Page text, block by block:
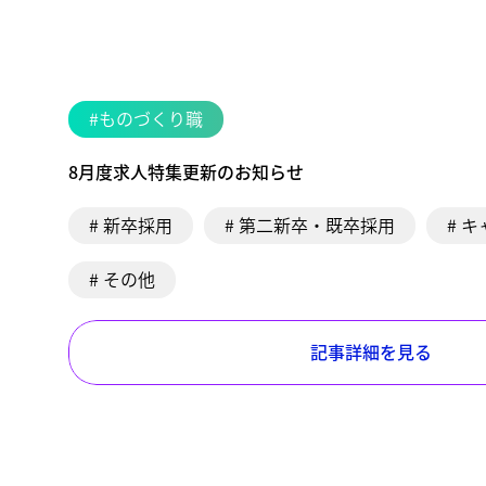
#ものづくり職
8月度求人特集更新のお知らせ
# 新卒採用 # 第二新卒・既卒採用 # キ
# その他
記事詳細を見る